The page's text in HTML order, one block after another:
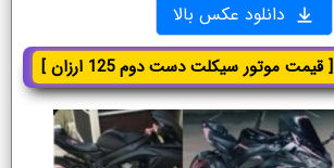
دانلود عکس بالا
[ قیمت موتور سیکلت دست دوم 125 ارزان ]